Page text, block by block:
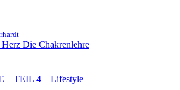
Die Chakrenlehre
– TEIL 4 – Lifestyle